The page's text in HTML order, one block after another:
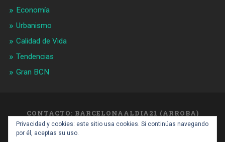
Economía
Urbanismo
Calidad de Vida
Tendencias
Gran BCN
CONTACTO: BARCELONAALDIA21 (ARROBA)
GMAIL.COM
Privacidad y cookies: este sitio usa cookies. Si continúas navegando
por él, aceptas su uso.